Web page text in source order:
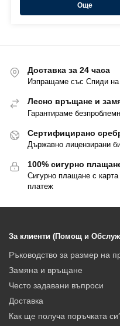
Още
Доставка за 24 часа
Изпращаме със Спиди
Лесно връщане и
Гарантираме
Сертифицирано
Държавно лицензирани
100% сигурно
Сигурно плащане с
платеж
За клиенти (Помощ и
Ръководство за размер на
Замяна и връщане
Често задавани въпроси
Доставка
Как ще получа поръчката